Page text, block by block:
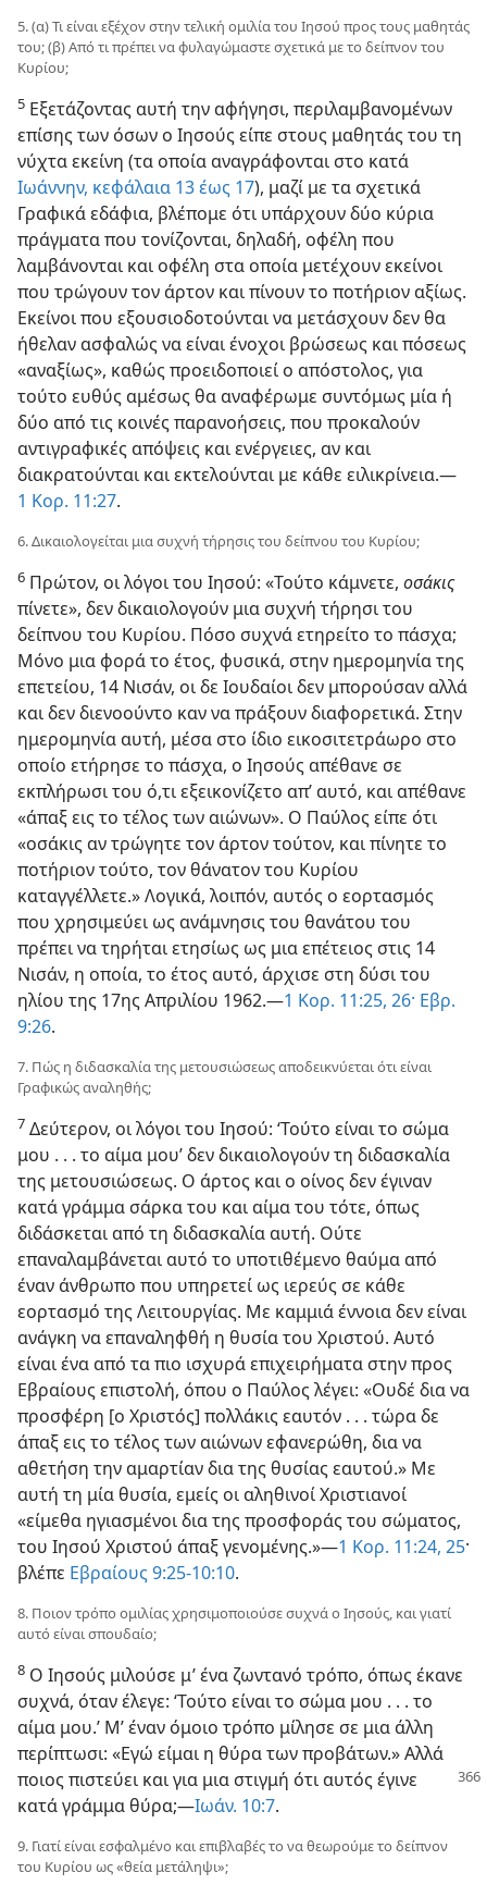
5. (α) Τι είναι εξέχον στην τελική ομιλία του Ιησού προς τους μαθητάς
του; (β) Από τι πρέπει να φυλαγώμαστε σχετικά με το δείπνον του
Κυρίου;
5 Εξετάζοντας αυτή την αφήγησι, περιλαμβανομένων
επίσης των όσων ο Ιησούς είπε στους μαθητάς του τη
νύχτα εκείνη (τα οποία αναγράφονται στο κατά
Ιωάννην, κεφάλαια 13 έως 17), μαζί με τα σχετικά
Γραφικά εδάφια, βλέπομε ότι υπάρχουν δύο κύρια
πράγματα που τονίζονται, δηλαδή, οφέλη που
λαμβάνονται και οφέλη στα οποία μετέχουν εκείνοι
που τρώγουν τον άρτον και πίνουν το ποτήριον αξίως.
Εκείνοι που εξουσιοδοτούνται να μετάσχουν δεν θα
ήθελαν ασφαλώς να είναι ένοχοι βρώσεως και πόσεως
«αναξίως», καθώς προειδοποιεί ο απόστολος, για
τούτο ευθύς αμέσως θα αναφέρωμε συντόμως μία ή
δύο από τις κοινές παρανοήσεις, που προκαλούν
αντιγραφικές απόψεις και ενέργειες, αν και
διακρατούνται και εκτελούνται με κάθε ειλικρίνεια.—
1 Κορ. 11:27.
6. Δικαιολογείται μια συχνή τήρησις του δείπνου του Κυρίου;
6 Πρώτον, οι λόγοι του Ιησού: «Τούτο κάμνετε, οσάκις
πίνετε», δεν δικαιολογούν μια συχνή τήρησι του
δείπνου του Κυρίου. Πόσο συχνά ετηρείτο το πάσχα;
Μόνο μια φορά το έτος, φυσικά, στην ημερομηνία της
επετείου, 14 Νισάν, οι δε Ιουδαίοι δεν μπορούσαν αλλά
και δεν διενοούντο καν να πράξουν διαφορετικά. Στην
ημερομηνία αυτή, μέσα στο ίδιο εικοσιτετράωρο στο
οποίο ετήρησε το πάσχα, ο Ιησούς απέθανε σε
εκπλήρωσι του ό,τι εξεικονίζετο απ’ αυτό, και απέθανε
«άπαξ εις το τέλος των αιώνων». Ο Παύλος είπε ότι
«οσάκις αν τρώγητε τον άρτον τούτον, και πίνητε το
ποτήριον τούτο, τον θάνατον του Κυρίου
καταγγέλλετε.» Λογικά, λοιπόν, αυτός ο εορτασμός
που χρησιμεύει ως ανάμνησις του θανάτου του
πρέπει να τηρήται ετησίως ως μια επέτειος στις 14
Νισάν, η οποία, το έτος αυτό, άρχισε στη δύσι του
ηλίου της 17ης Απριλίου 1962.—1 Κορ. 11:25, 26· Εβρ.
9:26.
7. Πώς η διδασκαλία της μετουσιώσεως αποδεικνύεται ότι είναι
Γραφικώς αναληθής;
7 Δεύτερον, οι λόγοι του Ιησού: ‘Τούτο είναι το σώμα
μου . . . το αίμα μου’ δεν δικαιολογούν τη διδασκαλία
της μετουσιώσεως. Ο άρτος και ο οίνος δεν έγιναν
κατά γράμμα σάρκα του και αίμα του τότε, όπως
διδάσκεται από τη διδασκαλία αυτή. Ούτε
επαναλαμβάνεται αυτό το υποτιθέμενο θαύμα από
έναν άνθρωπο που υπηρετεί ως ιερεύς σε κάθε
εορτασμό της Λειτουργίας. Με καμμιά έννοια δεν είναι
ανάγκη να επαναληφθή η θυσία του Χριστού. Αυτό
είναι ένα από τα πιο ισχυρά επιχειρήματα στην προς
Εβραίους επιστολή, όπου ο Παύλος λέγει: «Ουδέ δια να
προσφέρη [ο Χριστός] πολλάκις εαυτόν . . . τώρα δε
άπαξ εις το τέλος των αιώνων εφανερώθη, δια να
αθετήση την αμαρτίαν δια της θυσίας εαυτού.» Με
αυτή τη μία θυσία, εμείς οι αληθινοί Χριστιανοί
«είμεθα ηγιασμένοι δια της προσφοράς του σώματος,
του Ιησού Χριστού άπαξ γενομένης.»—1 Κορ. 11:24, 25·
βλέπε Εβραίους 9:25-10:10.
8. Ποιον τρόπο ομιλίας χρησιμοποιούσε συχνά ο Ιησούς, και γιατί
αυτό είναι σπουδαίο;
8 Ο Ιησούς μιλούσε μ’ ένα ζωντανό τρόπο, όπως έκανε
συχνά, όταν έλεγε: ‘Τούτο είναι το σώμα μου . . . το
αίμα μου.’ Μ’ έναν όμοιο τρόπο μίλησε σε μια άλλη
περίπτωσι: «Εγώ είμαι η θύρα των προβάτων.» Αλλά
ποιος πιστεύει καιγια μια στιγμή ότι αυτός έγινε
κατά γράμμα θύρα;—Ιωάν. 10:7.
9. Γιατί είναι εσφαλμένο και επιβλαβές το να θεωρούμε το δείπνον
του Κυρίου ως «θεία μετάληψι»;